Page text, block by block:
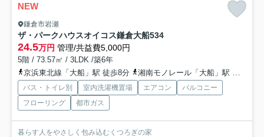
NEW
鎌倉市岩瀬
ザ・パークハウスオイコス鎌倉大船534
24.5万円 管理/共益費5,000円
5階 / 73.57㎡ / 3LDK /築6年
京浜東北線「大船」駅 徒歩8分
湘南モノレール「大船」駅 徒歩14分
バス・トイレ別 室内洗濯機置場 エアコン
バルコニー
フローリング
都市ガス
暮らす人をやさしく包み込むくつろぎの家